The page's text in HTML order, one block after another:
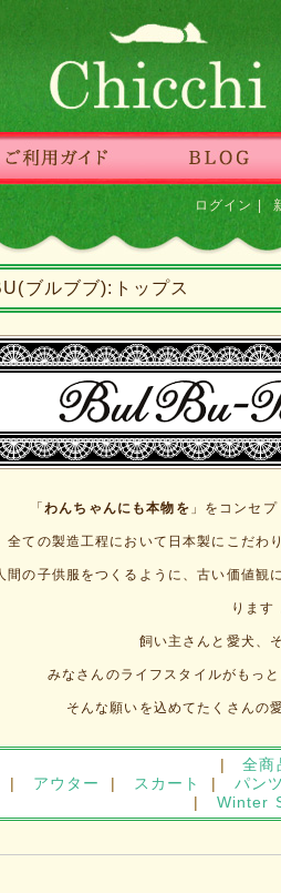
ログイン |
ブルブブ):トップス
「 わんちゃんにも本物を 」をコンセ
全ての製造工程において日本製にこだわ
間の子供服をつくるように、古い価値観
ります
飼い主さんと愛犬、
みなさんのライフスタイルがもっ
そんな願いを込めてたくさんの
| 全商
| アウター | スカート | パンツ
|
Winter